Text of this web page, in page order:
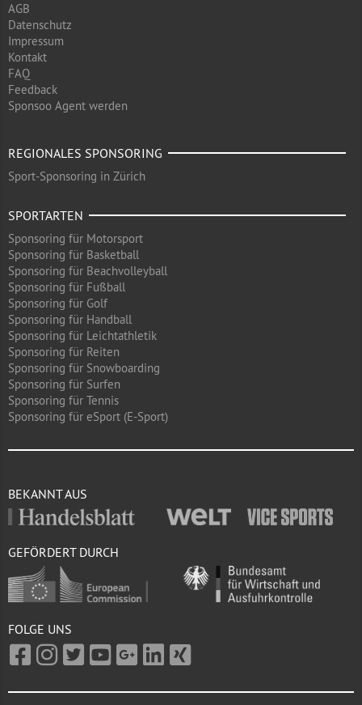
AGB
Datenschutz
Impressum
Kontakt
FAQ
Feedback
Sponsoo Agent werden
REGIONALES SPONSORING
Sport-Sponsoring in Zürich
SPORTARTEN
Sponsoring für Motorsport
Sponsoring für Basketball
Sponsoring für Beachvolleyball
Sponsoring für Fußball
Sponsoring für Golf
Sponsoring für Handball
Sponsoring für Leichtathletik
Sponsoring für Reiten
Sponsoring für Snowboarding
Sponsoring für Surfen
Sponsoring für Tennis
Sponsoring für eSport (E-Sport)
BEKANNT AUS
GEFÖRDERT DURCH
FOLGE UNS